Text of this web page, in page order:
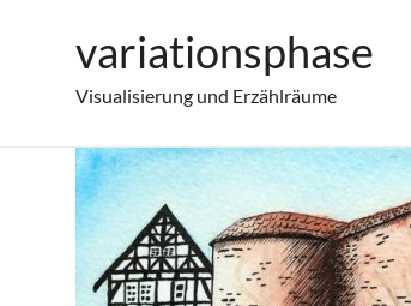
variationsphase
Visualisierung und Erzählräume
Blick auf das letzte Giebelhaus